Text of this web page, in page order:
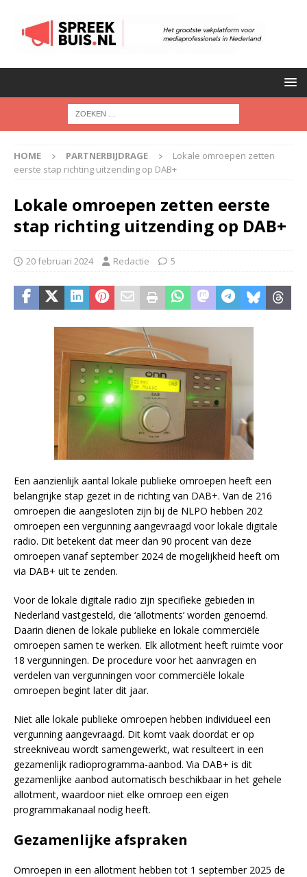
HOME PARTNERBIJDRAGE
Lokale omroepen zetten
eerste stap richting uitzending op DAB+
Lokale omroepen zetten eerste
stap richting uitzending op DAB+
20 februari 2024 Redactie 5
Een aanzienlijk aantal lokale publieke omroepen heeft een
belangrijke stap gezet in de richting van DAB+. Van de 216
omroepen die aangesloten zijn bij de NLPO hebben 202
omroepen een vergunning aangevraagd voor lokale digitale
radio. Dit betekent dat meer dan 90 procent van deze
omroepen vanaf september 2024 de mogelijkheid heeft om
via DAB+ uit te zenden.
Voor de lokale digitale radio zijn specifieke gebieden in
Nederland vastgesteld, die ‘allotments’ worden genoemd.
Daarin dienen de lokale publieke en lokale commerciële
omroepen samen te werken. Elk allotment heeft ruimte voor
18 vergunningen. De procedure voor het aanvragen en
verdelen van vergunningen voor commerciële lokale
omroepen begint later dit jaar.
Niet alle lokale publieke omroepen hebben individueel een
vergunning aangevraagd. Dit komt vaak doordat er op
streekniveau wordt samengewerkt, wat resulteert in een
gezamenlijk radioprogramma-aanbod. Via DAB+ is dit
gezamenlijke aanbod automatisch beschikbaar in het gehele
allotment, waardoor niet elke omroep een eigen
programmakanaal nodig heeft.
Gezamenlijke afspraken
Omroepen in een allotment hebben tot 1 september 2025 de